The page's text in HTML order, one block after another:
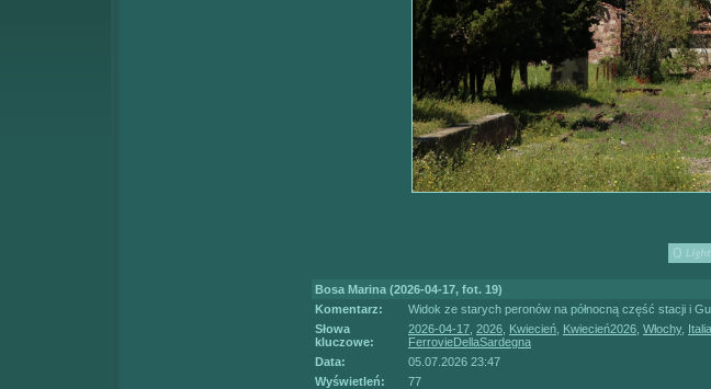
Bosa Marina (2026-04-17, fot. 19)
Komentarz:
Widok ze starych peronów na północną część stacji i
Słowa
kluczowe:
2026-04-17 2026 Kwiecień Kwiecień2026 Włochy, Italia
FerrovieDellaSardegna
Data:
05.07.2026 23:47
Wyświetleń:
77